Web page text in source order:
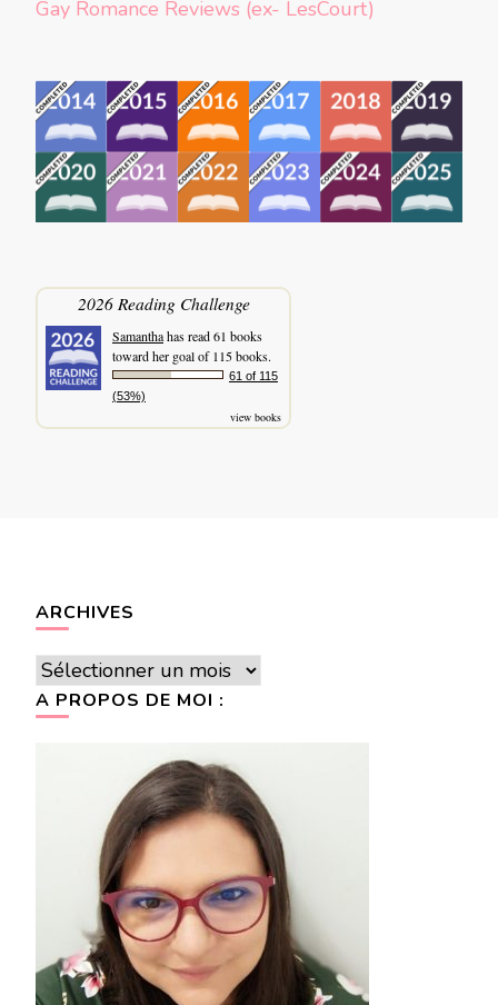
Gay Romance Reviews (ex- LesCourt)
2026 Reading Challenge
Samanthahas read 61 books
toward her goal of 115 books.
61 of 115
(53%)
view books
ARCHIVES
Archives
A PROPOS DE MOI :